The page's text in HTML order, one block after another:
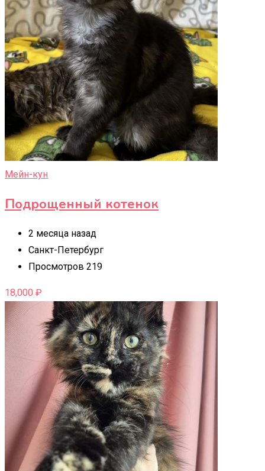
Мейн-кун
Подрощенный котенок
2 месяца назад
Санкт-Петербург
Просмотров 219
18,000 ₽